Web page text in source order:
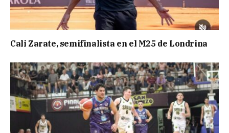
Cali Zarate, semifinalista en el M25 de Londrina